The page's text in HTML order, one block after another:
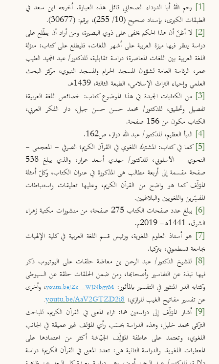
[1]
رحم اللهُ أبا الدرداء الصحابي قائل هذه العبارة. أخرجه ابن سعد في
الطبقات الكبرى، بإسناد صحيح (10/ 255)، برقم: (30677).
[2]
لا أظنّ أن هذا الحكم يخفى على ذوي البصيرة، ومن أراد أن يطّلع على
دراسة ينظر فيها ميزة العربية على أشهر اللغات، فليطلع على كتاب: منزلة
اللغة العربية بين اللغات المعاصرة؛ دراسة تقابلية، للدكتور/ عبد المجيد الطيب
عمر، الرئاسة العامة لشؤون المسجد الحرام والمسجد النبوي، مركز البحث
العلمي وإحياء التراث الإسلامي، الطبعة الثالثة، 1439هـ.
[3]
من الكتابات الجيدة في هذا الموضوع كتاب: خصائص اللغة العربية؛
تفصيل وتحقيق، للدكتور/ محمد حسن حسن جبل، دار الفكر العربي،
الكتاب مكون من 156 صفحة.
[4]
النبأ العظيم، للدكتور/ عبد الله دراز، ص162.
[5]
كما في كتاب: المشترك اللغوي في القرآن الكريم؛ الصرفي - المعجمي -
النحوي - الأسلوبي، للدكتور/ مهدي أسعد عرار، والذي يبلغ 538
صفحة مقسمة إلى أربعة مطالب هي المذكورة في عنوان الكتاب، وكلّ أمثلة
المؤلِّف كما هو واضح من القرآن الكريم، وعليها تعليقات واستنباطات
المفسِّرين واللغويين والبلاغيين.
[6]
يبلغ عدد صفحات الكتاب 275 صفحة، من منشورات مكتبة زهراء
الشرق، 1441هـ= 2019م.
[7]
هو أستاذ العلوم اللغوية، ورئيس قسم اللغة العربية في كلية الإلهيات
بجامعة قسطموني، بتركيا.
[8]
للشيخ الدكتور/ عبد الرحمن بن معاضة حلقات على اليوتيوب ذكر
فيها نبذة عن التفاسير وأصحابها، ومن ضمن الحلقات حلقة عن السيوطي
وكتابه الدر المنثور في التفسير بالمأثور:youtu.be/Zc_-WJNbgyM، وأخرى
عن تفسير مفاتيح الغيب للرازي: youtu.be/AaV2GTZD2i8
.
[9]
أشار المؤلِّف إلى دراستين هما: ثراء المعنى في القرآن الكريم، للباحث
التركي محمد خليل، وهذه الدراسة بحسَب رأي المؤلف غير عميقة في الجانب
اللغوي، وتعتمد على عاطفة المؤلِّف الجيّاشة أكثر من اعتمادها على
المعطيات اللغوية. والدراسة الثانية هي: تعدد المعنى في القرآن الكريم؛ دراسة